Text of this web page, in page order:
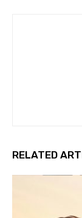
RELATED